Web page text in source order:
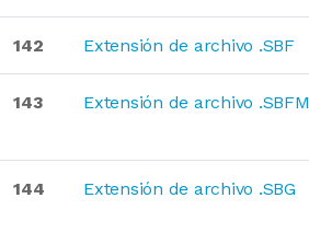
142 Extensión de archivo .SBF
143 Extensión de archivo .SBFM
144 Extensión de archivo .SBG